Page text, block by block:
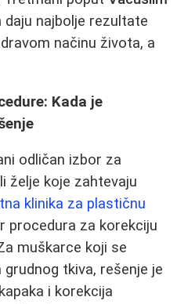
daju najbolje rezultate
načinu života, a
Kada je
odličan izbor za
želje koje zahtevaju
klinika za plastičnu
procedura za korekciju
muškarce koji se
tkiva, rešenje je
i korekcija